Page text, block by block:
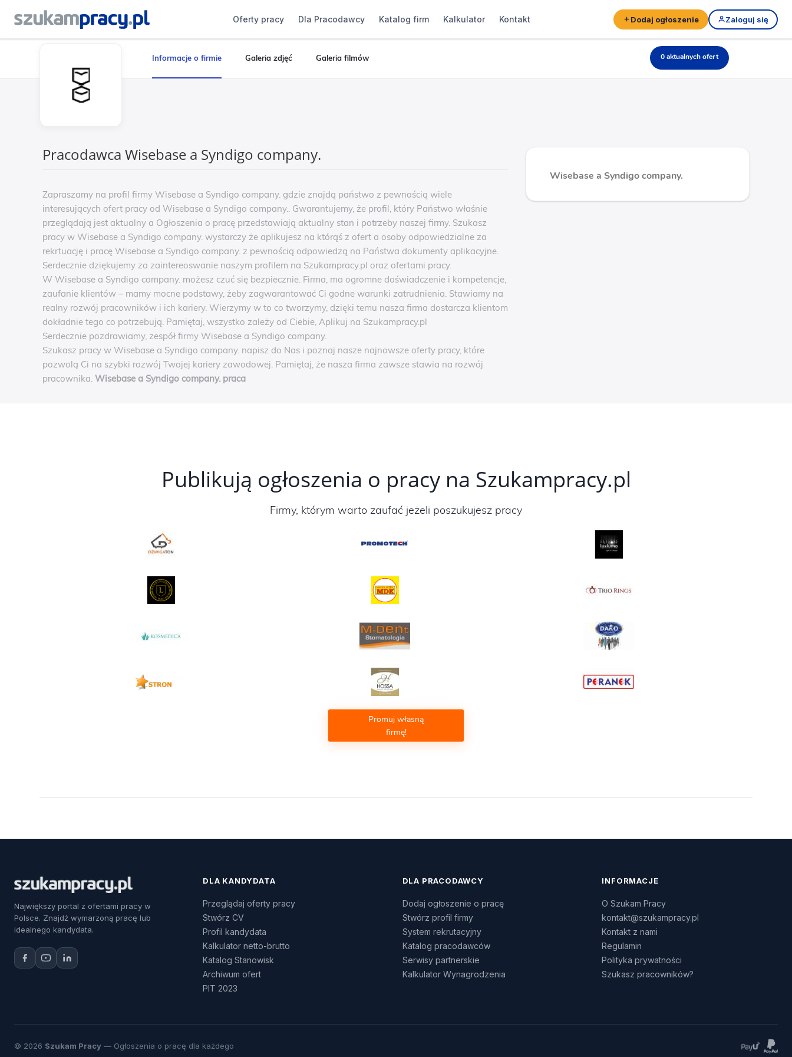
Oferty pracy Dla Pracodawcy Katalog firm Kalkulator Kontakt Dodaj ogłoszenie Zaloguj się
Informacje o firmie Galeria zdjęć Galeria filmów 0 aktualnych ofert
Pracodawca Wisebase a Syndigo company.
Zapraszamy na profil firmy Wisebase a Syndigo company. gdzie znajdą państwo z pewnością wiele
interesujących ofert pracy od Wisebase a Syndigo company.. Gwarantujemy, że profil, który Państwo właśnie
przeglądają jest aktualny a Ogłoszenia o pracę przedstawiają aktualny stan i potrzeby naszej firmy. Szukasz
pracy w Wisebase a Syndigo company. wystarczy że aplikujesz na którąś z ofert a osoby odpowiedzialne za
rekrtuację i pracę Wisebase a Syndigo company. z pewnością odpowiedzą na Państwa dokumenty aplikacyjne.
Serdecznie dziękujemy za zaintereoswanie naszym profilem na Szukampracy.pl oraz ofertami pracy.
W Wisebase a Syndigo company. możesz czuć się bezpiecznie. Firma, ma ogromne doświadczenie i kompetencje,
zaufanie klientów – mamy mocne podstawy, żeby zagwarantować Ci godne warunki zatrudnienia. Stawiamy na
realny rozwój pracowników i ich kariery. Wierzymy w to co tworzymy, dzięki temu nasza firma dostarcza klientom
dokładnie tego co potrzebują. Pamiętaj, wszystko zależy od Ciebie, Aplikuj na Szukampracy.pl
Serdecznie pozdrawiamy, zespół firmy Wisebase a Syndigo company.
Szukasz pracy w Wisebase a Syndigo company. napisz do Nas i poznaj nasze najnowsze oferty pracy, które
pozwolą Ci na szybki rozwój Twojej kariery zawodowej. Pamiętaj, że nasza firma zawsze stawia na rozwój
pracownika. Wisebase a Syndigo company. praca
Wisebase a Syndigo company.
Publikują ogłoszenia o pracy na Szukampracy.pl
Firmy, którym warto zaufać jeżeli poszukujesz pracy
Promuj własną
firmę!
Największy portal z ofertami pracy w
Polsce. Znajdź wymarzoną pracę lub
idealnego kandydata.
DLA KANDYDATA
Przeglądaj oferty pracy
Stwórz CV
Profil kandydata
Kalkulator netto-brutto
Katalog Stanowisk
Archiwum ofert
PIT 2023
DLA PRACODAWCY
Dodaj ogłoszenie o pracę
Stwórz profil firmy
System rekrutacyjny
Katalog pracodawców
Serwisy partnerskie
Kalkulator Wynagrodzenia
INFORMACJE
O Szukam Pracy
kontakt@szukampracy.pl
Kontakt z nami
Regulamin
Polityka prywatności
Szukasz pracowników?
© 2026 Szukam Pracy — Ogłoszenia o pracę dla każdego